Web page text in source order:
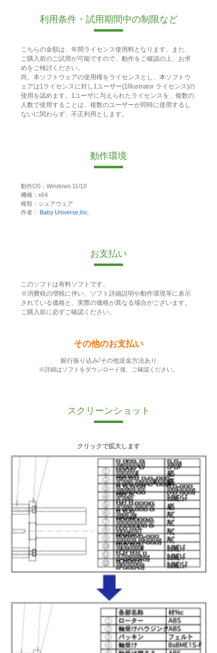
利用条件・試用期間中の制限など
こちらの金額は、年間ライセンス使用料となります。また、
ご購入前のご試用が可能ですので、動作をご確認の上、お求
めをご検討ください。
尚、本ソフトウェアの使用権をライセンスとし、本ソフトウ
ェアは1ライセンスに対し1ユーザー(1Illustrator ライセンス)の
使用を認めます。1ユーザに与えられたライセンスを、複数の
人数で使用することは、複数のユーザーが同時に使用するし
ないに関わらず、不正利用とします。
動作環境
動作OS：Windows 11/10
機種：x64
種類：シェアウェア
作者：
Baby Universe,Inc.
お支払い
このソフトは有料ソフトです。
※消費税の増税に伴い、ソフト詳細説明や動作環境等に表示
されている価格と、実際の価格が異なる場合がございます。
ご購入前に必ずご確認ください。
その他のお支払い
銀行振り込み/その他送金方法あり
※詳細はソフトをダウンロード後、ご確認ください。
スクリーンショット
クリックで拡大します